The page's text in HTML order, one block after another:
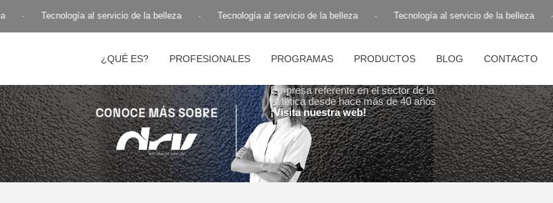
Tecnología al servicio de la belleza Tecnología al servicio de la belleza Tecnología al servicio de la belleza
¿QUÉ ES? PROFESIONALES PROGRAMAS PRODUCTOS BLOG CONTACTO
Empresa referente en el sector de la
estética desde hace más de 40 años
¡Visita nuestra web!